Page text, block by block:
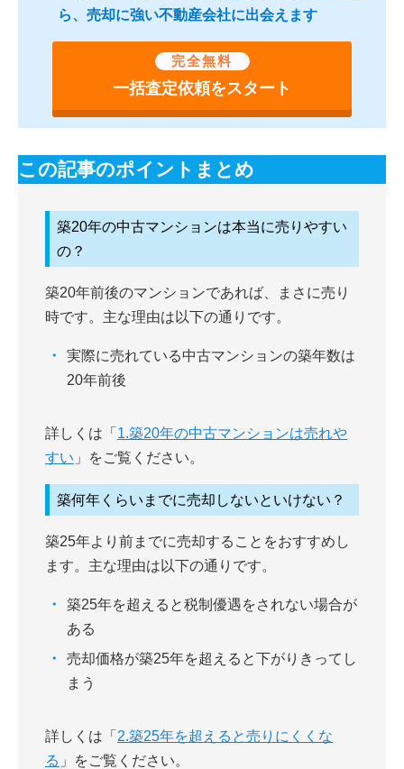
ら、売却に強い不動産会社に出会えます
完全無料
一括査定依頼をスタート
この記事のポイントまとめ
築20年の中古マンションは本当に売りやすい
の？
築20年前後のマンションであれば、まさに売り
時です。主な理由は以下の通りです。
実際に売れている中古マンションの築年数は
20年前後
詳しくは「 1.築20年の中古マンションは売れや
すい 」をご覧ください。
築何年くらいまでに売却しないといけない？
築25年より前までに売却することをおすすめし
ます。主な理由は以下の通りです。
築25年を超えると税制優遇をされない場合が
ある
売却価格が築25年を超えると下がりきってし
まう
詳しくは「 2.築25年を超えると売りにくくな
る 」をご覧ください。